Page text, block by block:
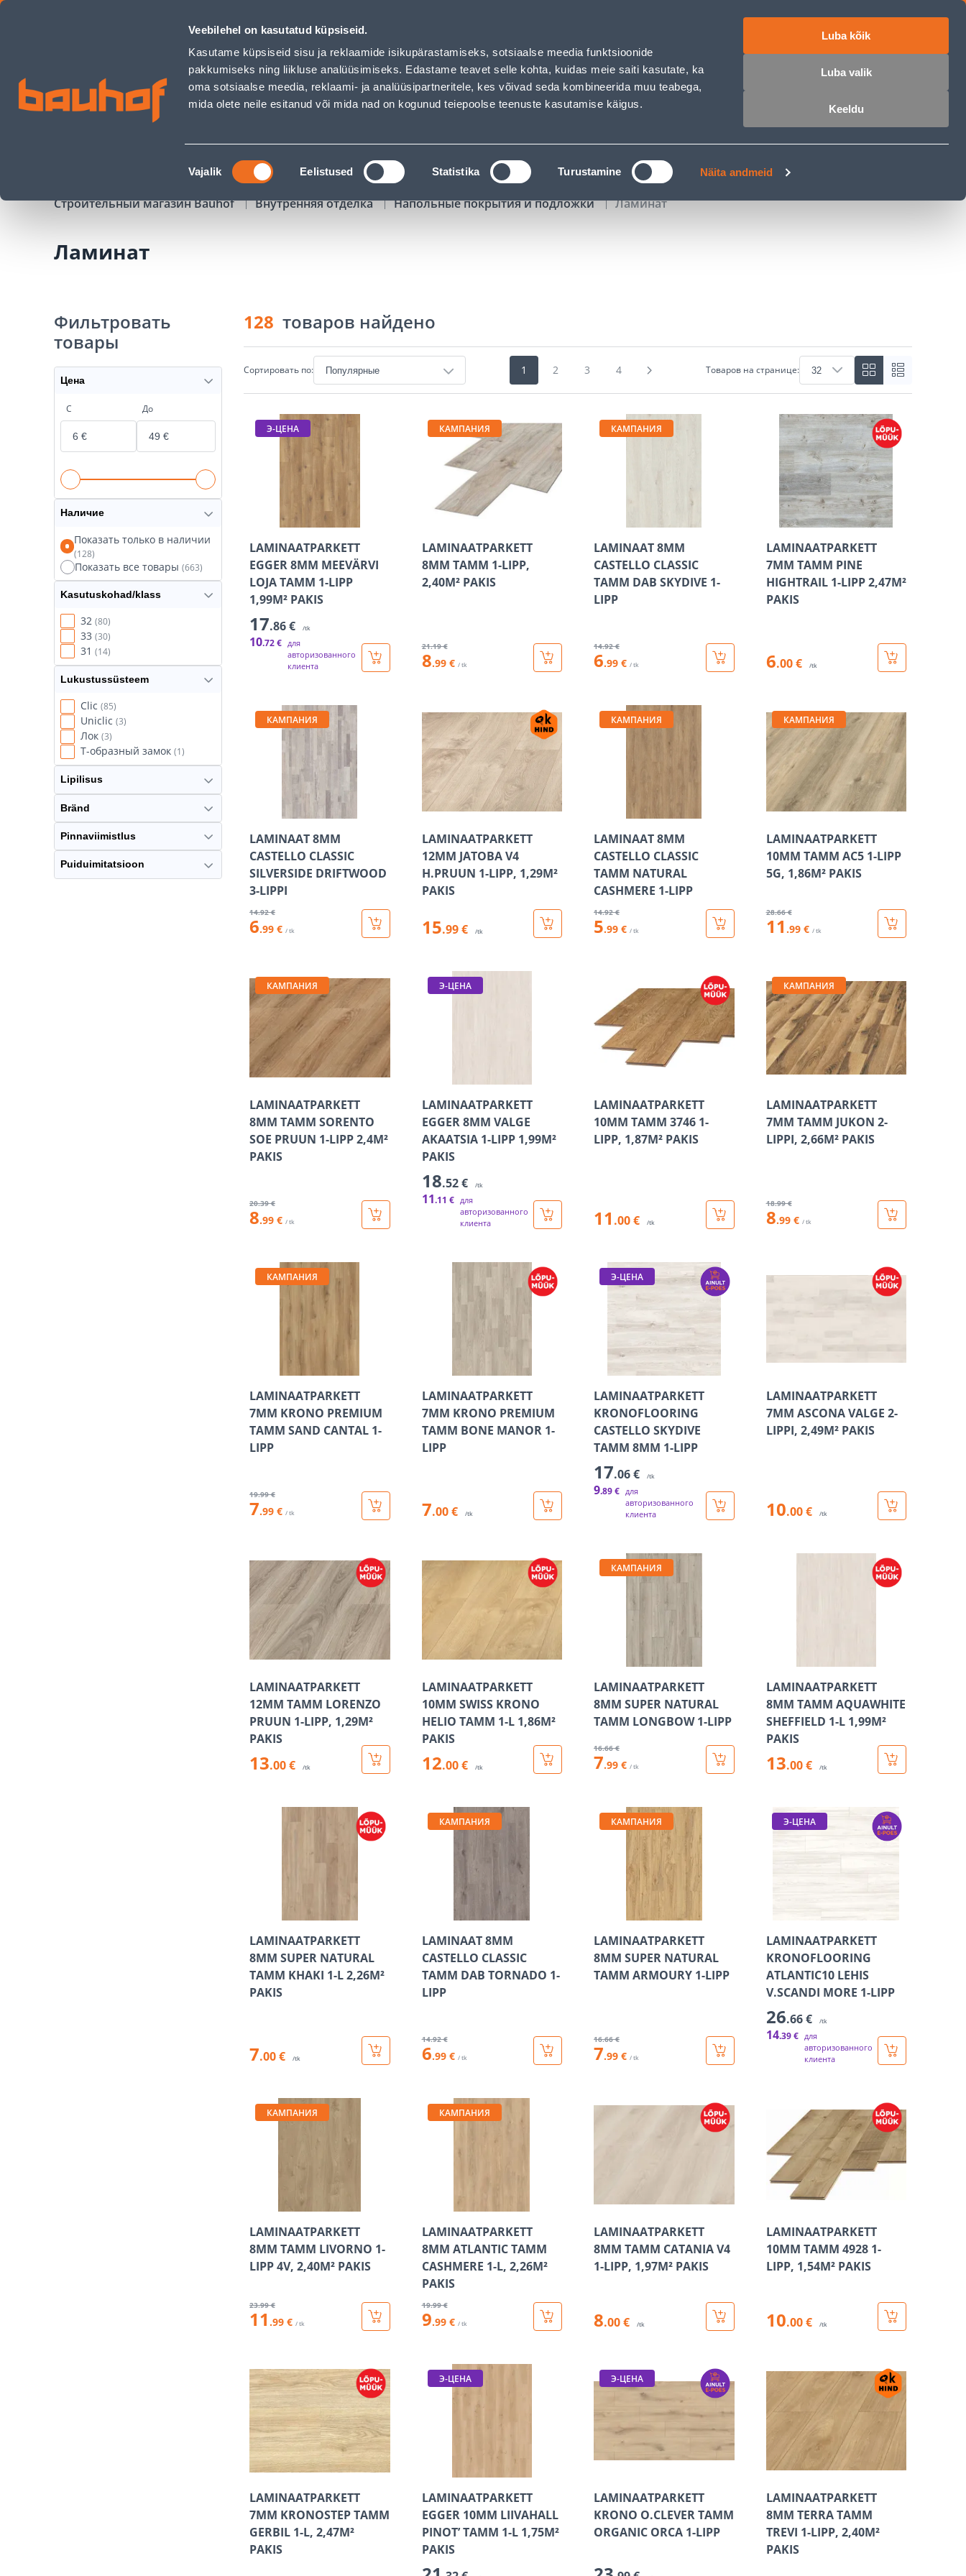
Veebilehel on kasutatud küpsiseid.
Kasutame küpsiseid sisu ja reklaamide isikupärastamiseks, sotsiaalse meedia funktsioonide
pakkumiseks ning liikluse analüüsimiseks. Edastame teavet selle kohta, kuidas meie saiti kasutate, ka
oma sotsiaalse meedia, reklaami- ja analüüsipartneritele, kes võivad seda kombineerida muu teabega,
mida olete neile esitanud või mida nad on kogunud teiepoolse teenuste kasutamise käigus.
Nõusoleku
valik
Vajalik Eelistused Statistika Turustamine Näita andmeid
Luba kõik
Luba valik
Keeldu
Ламинат - Bauhof has loaded
Обслуживание бизнес-клиентов Обслуживание частных клиентов Услуги Предложения о работе
ПОИСК
АКЦИИ КАТАЛОГИ АРЕНДА ИНСТРУМЕНТОВ РАССРОЧКА
Строительный магазин Bauhof Внутренняя отделка Напольные покрытия и подложки Ламинат
Ламинат
128 товаров найдено
Сортировать по: 1 2 3 4 Товаров на странице:
Э-ЦЕНА
LAMINAATPARKETT
EGGER 8MM MEEVÄRVI
LOJA TAMM 1-LIPP
1,99M² PAKIS
17.86 € /tk
10.72 € для
авторизованного
клиента
КАМПАНИЯ
LAMINAATPARKETT
8MM TAMM 1-LIPP,
2,40M² PAKIS
21.19 €
8.99 € / tk
КАМПАНИЯ
LAMINAAT 8MM
CASTELLO CLASSIC
TAMM DAB SKYDIVE 1-
LIPP
14.92 €
6.99 € / tk
LAMINAATPARKETT
7MM TAMM PINE
HIGHTRAIL 1-LIPP 2,47M²
PAKIS
6.00 € /tk
КАМПАНИЯ
LAMINAAT 8MM
CASTELLO CLASSIC
SILVERSIDE DRIFTWOOD
3-LIPPI
14.92 €
6.99 € / tk
LAMINAATPARKETT
12MM JATOBA V4
H.PRUUN 1-LIPP, 1,29M²
PAKIS
15.99 € /tk
КАМПАНИЯ
LAMINAAT 8MM
CASTELLO CLASSIC
TAMM NATURAL
CASHMERE 1-LIPP
14.92 €
5.99 € / tk
КАМПАНИЯ
LAMINAATPARKETT
10MM TAMM AC5 1-LIPP
5G, 1,86M² PAKIS
28.66 €
11 .99 € / tk
КАМПАНИЯ
LAMINAATPARKETT
8MM TAMM SORENTO
SOE PRUUN 1-LIPP 2,4M²
PAKIS
20.39 €
8.99 € / tk
Э-ЦЕНА
LAMINAATPARKETT
EGGER 8MM VALGE
AKAATSIA 1-LIPP 1,99M²
PAKIS
18.52 € /tk
11.11 € для
авторизованного
клиента
LAMINAATPARKETT
10MM TAMM 3746 1-
LIPP, 1,87M² PAKIS
11 .00 € /tk
КАМПАНИЯ
LAMINAATPARKETT
7MM TAMM JUKON 2-
LIPPI, 2,66M² PAKIS
18.99 €
8.99 € / tk
КАМПАНИЯ
LAMINAATPARKETT
7MM KRONO PREMIUM
TAMM SAND CANTAL 1-
LIPP
19.99 €
7.99 € / tk
LAMINAATPARKETT
7MM KRONO PREMIUM
TAMM BONE MANOR 1-
LIPP
7.00 € /tk
Э-ЦЕНА
LAMINAATPARKETT
KRONOFLOORING
CASTELLO SKYDIVE
TAMM 8MM 1-LIPP
17.06 € /tk
9.89 € для
авторизованного
клиента
LAMINAATPARKETT
7MM ASCONA VALGE 2-
LIPPI, 2,49M² PAKIS
10.00 € /tk
LAMINAATPARKETT
12MM TAMM LORENZO
PRUUN 1-LIPP, 1,29M²
PAKIS
13.00 € /tk
LAMINAATPARKETT
10MM SWISS KRONO
HELIO TAMM 1-L 1,86M²
PAKIS
12.00 € /tk
КАМПАНИЯ
LAMINAATPARKETT
8MM SUPER NATURAL
TAMM LONGBOW 1-LIPP
16.66 €
7.99 € / tk
LAMINAATPARKETT
8MM TAMM AQUAWHITE
SHEFFIELD 1-L 1,99M²
PAKIS
13.00 € /tk
LAMINAATPARKETT
8MM SUPER NATURAL
TAMM KHAKI 1-L 2,26M²
PAKIS
7.00 € /tk
КАМПАНИЯ
LAMINAAT 8MM
CASTELLO CLASSIC
TAMM DAB TORNADO 1-
LIPP
14.92 €
6.99 € / tk
КАМПАНИЯ
LAMINAATPARKETT
8MM SUPER NATURAL
TAMM ARMOURY 1-LIPP
16.66 €
7.99 € / tk
Э-ЦЕНА
LAMINAATPARKETT
KRONOFLOORING
ATLANTIC10 LEHIS
V.SCANDI MORE 1-LIPP
26.66 € /tk
14.39 € для
авторизованного
клиента
КАМПАНИЯ
LAMINAATPARKETT
8MM TAMM LIVORNO 1-
LIPP 4V, 2,40M² PAKIS
23.99 €
11 .99 € / tk
КАМПАНИЯ
LAMINAATPARKETT
8MM ATLANTIC TAMM
CASHMERE 1-L, 2,26M²
PAKIS
19.99 €
9.99 € / tk
LAMINAATPARKETT
8MM TAMM CATANIA V4
1-LIPP, 1,97M² PAKIS
8.00 € /tk
LAMINAATPARKETT
10MM TAMM 4928 1-
LIPP, 1,54M² PAKIS
10.00 € /tk
LAMINAATPARKETT
7MM KRONOSTEP TAMM
GERBIL 1-L, 2,47M²
PAKIS
Э-ЦЕНА
LAMINAATPARKETT
EGGER 10MM LIIVAHALL
PINOT’ TAMM 1-L 1,75M²
PAKIS
Э-ЦЕНА
LAMINAATPARKETT
KRONO O.CLEVER TAMM
ORGANIC ORCA 1-LIPP
LAMINAATPARKETT
8MM TERRA TAMM
TREVI 1-LIPP, 2,40M²
PAKIS
Фильтровать
товары
Цена
С До
Наличие
Показать только в наличии
(128)
Показать все товары (663)
Kasutuskohad/klass
32 (80)
33 (30)
31 (14)
Lukustussüsteem
Clic (85)
Uniclic (3)
Лок (3)
Т-образный замок (1)
Lipilisus
Bränd
Pinnaviimistlus
Puiduimitatsioon